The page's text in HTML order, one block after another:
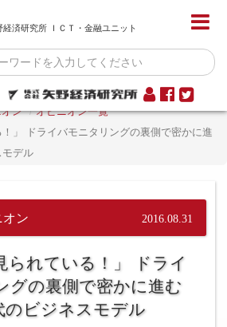
経済研究所 ＩＣＴ・金融ユニット
ン
オピニオン一覧
！」 ドライバモニタリングの裏側で密かに進
モデル
オン 2016.08.31
られている！」 ドライ
グの裏側で密かに進む
のビジネスモデル